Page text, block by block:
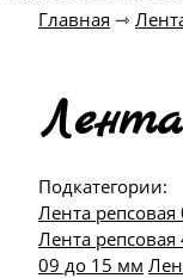
Главная ⇾
Лента
Подкатегории:
Лента
Лента
09 до 15 мм